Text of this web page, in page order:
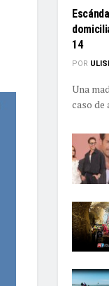
14
POR
Una
caso de